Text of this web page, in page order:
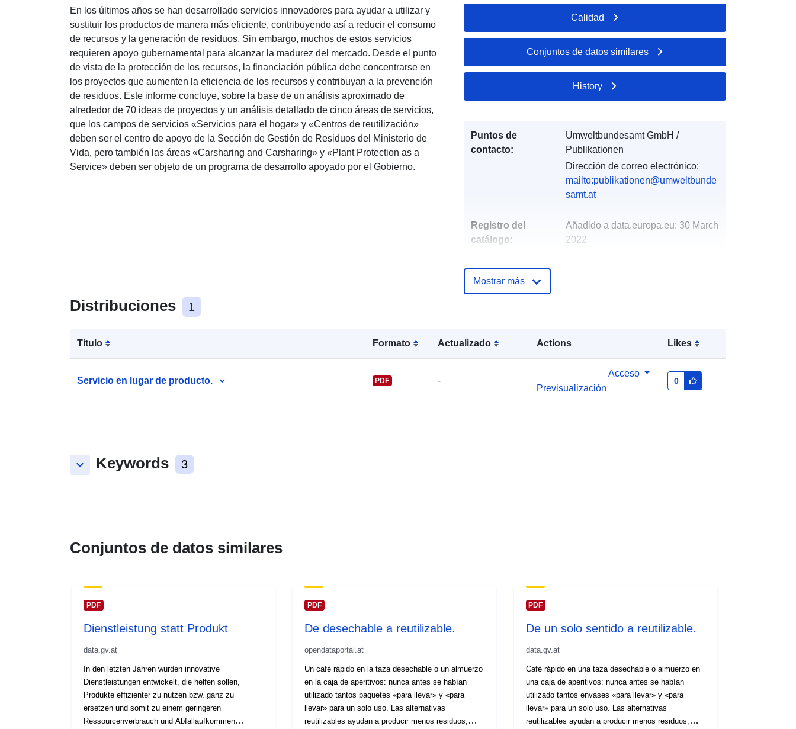
En los últimos años se han desarrollado servicios innovadores para ayudar a utilizar y
sustituir los productos de manera más eficiente, contribuyendo así a reducir el consumo
de recursos y la generación de residuos. Sin embargo, muchos de estos servicios
requieren apoyo gubernamental para alcanzar la madurez del mercado. Desde el punto
de vista de la protección de los recursos, la financiación pública debe concentrarse en
los proyectos que aumenten la eficiencia de los recursos y contribuyan a la prevención
de residuos. Este informe concluye, sobre la base de un análisis aproximado de
alrededor de 70 ideas de proyectos y un análisis detallado de cinco áreas de servicios,
que los campos de servicios «Servicios para el hogar» y «Centros de reutilización»
deben ser el centro de apoyo de la Sección de Gestión de Residuos del Ministerio de
Vida, pero también las áreas «Carsharing and Carsharing» y «Plant Protection as a
Service» deben ser objeto de un programa de desarrollo apoyado por el Gobierno.
Distribuciones 1
Título Formato Actualizado Actions Likes
Servicio en lugar de producto. PDF -
Acceso
Previsualización
0
keyboard_arrow_down Keywords 3
Calidad
Conjuntos de datos similares
History
Puntos de
contacto:
Umweltbundesamt GmbH /
Publikationen
Dirección de correo electrónico:
mailto:publikationen@umweltbunde
samt.at
Registro del
catálogo:
Añadido a data.europa.eu: 30 March
2022
Mostrar más
Conjuntos de datos similares
PDF
Dienstleistung statt Produkt
data.gv.at
In den letzten Jahren wurden innovative
Dienstleistungen entwickelt, die helfen sollen,
Produkte effizienter zu nutzen bzw. ganz zu
ersetzen und somit zu einem geringeren
Ressourcenverbrauch und Abfallaufkommen
PDF
De desechable a reutilizable.
opendataportal.at
Un café rápido en la taza desechable o un almuerzo
en la caja de aperitivos: nunca antes se habían
utilizado tantos paquetes «para llevar» y «para
llevar» para un solo uso. Las alternativas
reutilizables ayudan a producir menos residuos,
PDF
De un solo sentido a reutilizable.
data.gv.at
Café rápido en una taza desechable o almuerzo en
una caja de aperitivos: nunca antes se habían
utilizado tantos envases «para llevar» y «para
llevar» para un solo uso. Las alternativas
reutilizables ayudan a producir menos residuos,